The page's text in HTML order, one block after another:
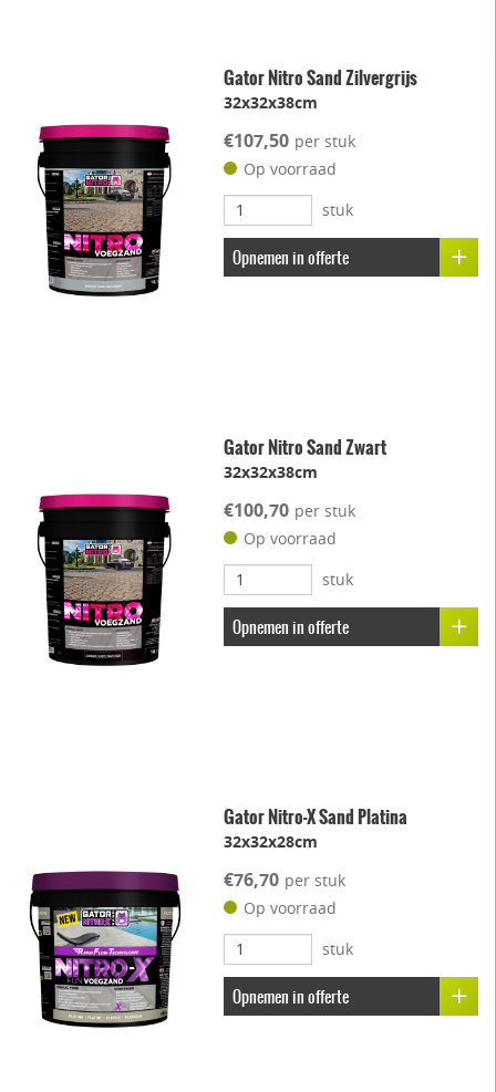
Gator Nitro Sand Zilvergrijs
32x32x38cm
€107,50 per stuk
Op voorraad
stuk
Opnemen in offerte
Gator Nitro Sand Zwart
32x32x38cm
€100,70 per stuk
Op voorraad
stuk
Opnemen in offerte
Gator Nitro-X Sand Platina
32x32x28cm
€76,70 per stuk
Op voorraad
stuk
Opnemen in offerte